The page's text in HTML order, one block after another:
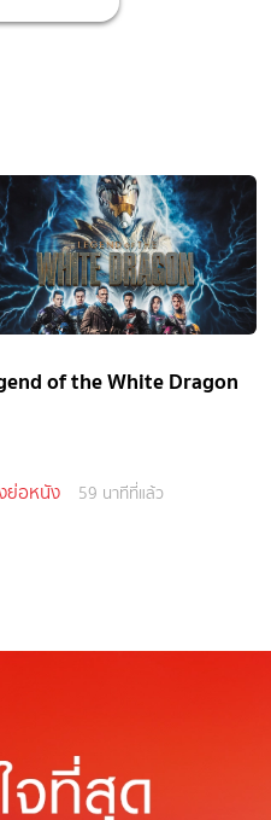
of the White Dragon
ย่อหนัง 59 นาทีที่แล้ว